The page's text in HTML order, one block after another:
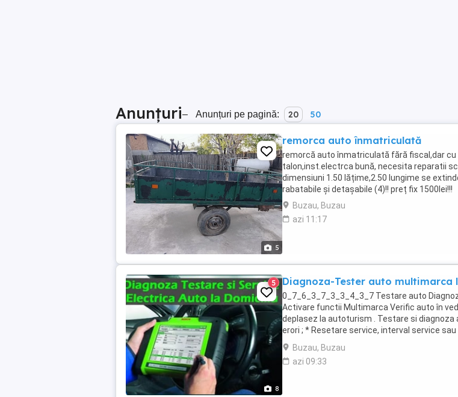
Anunțuri– Anunțuri pe pagină: 20 50
5
remorca auto înmatriculată
remorcă auto înmatriculată fără fiscal,dar cu
talon,inst.electrca bună, necesita reparatii
dimensiuni 1.50 lățime,2.50 lungime se
rabatabile și detașabile (4)!! preț fix 1500lei!!!
Buzau, Buzau
azi 11:17
8
5 Diagnoza-Tester auto multimarca
0_7_6_3_7_3_3_4_3_7 Testare auto
Activare functii Multimarca Verific auto în
deplasez la autoturism . Testare si diagnoza
erori ; * Resetare service, interval service
eroare ulei;. * ...
Buzau, Buzau
azi 09:33